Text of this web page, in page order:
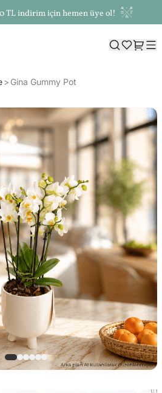
TL indirim için hemen üye ol!
Gina Gummy Pot